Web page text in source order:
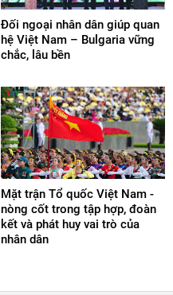
Đối ngoại nhân dân giúp quan
hệ Việt Nam – Bulgaria vững
chắc, lâu bền
Mặt trận Tổ quốc Việt Nam -
nòng cốt trong tập hợp, đoàn
kết và phát huy vai trò của
nhân dân